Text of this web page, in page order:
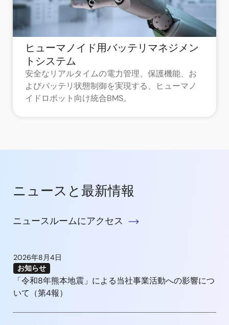
ヒューマノイド用バッテリマネジメン
トシステム
安全なリアルタイムの電力管理、保護機能、お
よびバッテリ状態制御を実現する、ヒューマノ
イドロボット向け統合BMS。
ニュースと最新情報
ニュースルームにアクセス
2026年8月4日
お知らせ
「令和8年熊本地震」による当社事業活動への影響につ
いて（第4報）